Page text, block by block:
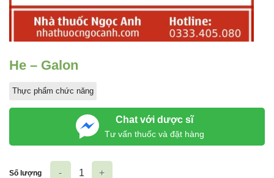
He – Galon
Thực phẩm chức năng
Chat với dược sĩ
Tư vấn thuốc và đặt hàng
Số lượng